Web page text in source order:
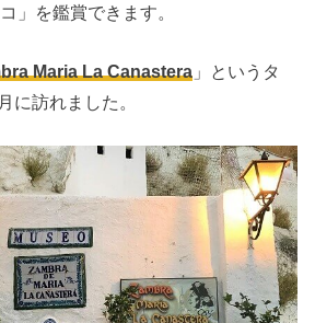
」を鑑賞できます。
Maria La Canastera 」というタ
に訪れました。